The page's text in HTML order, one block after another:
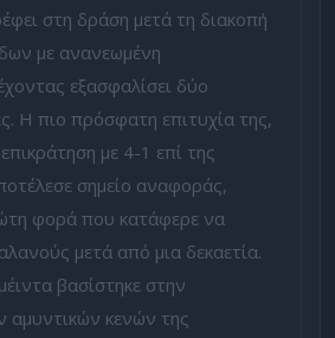
στη δράση μετά τη διακοπή
με ανανεωμένη
εξασφαλίσει δύο
Η πιο πρόσφατη επιτυχία της,
με 4-1 επί της
σημείο αναφοράς,
φορά που κατάφερε να
μετά από μια δεκαετία.
βασίστηκε στην
αμυντικών κενών της